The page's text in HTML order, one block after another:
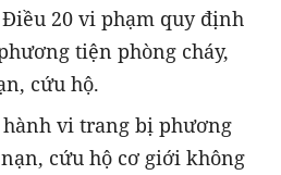
20 vi phạm quy định
tiện phòng cháy,
cứu hộ.
vi trang bị phương
cứu hộ cơ giới không